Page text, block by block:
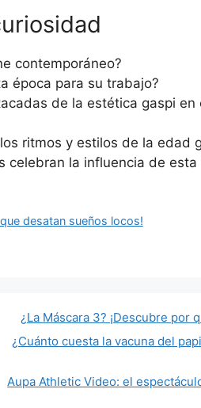
contemporáneo?
época para su trabajo?
de la estética gaspi en
ritmos y estilos de la edad
celebran la influencia de esta
desatan sueños locos!
¿La Máscara 3? ¡Descubre por
¿Cuánto cuesta la vacuna del
Aupa Athletic Video: el